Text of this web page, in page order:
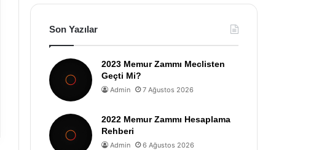
Son Yazılar
2023 Memur Zammı Meclisten
Geçti Mi?
Admin 7 Ağustos 2026
2022 Memur Zammı Hesaplama
Rehberi
Admin 6 Ağustos 2026